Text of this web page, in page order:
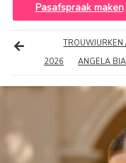
Pasafspraak maken
2026
ANGELA